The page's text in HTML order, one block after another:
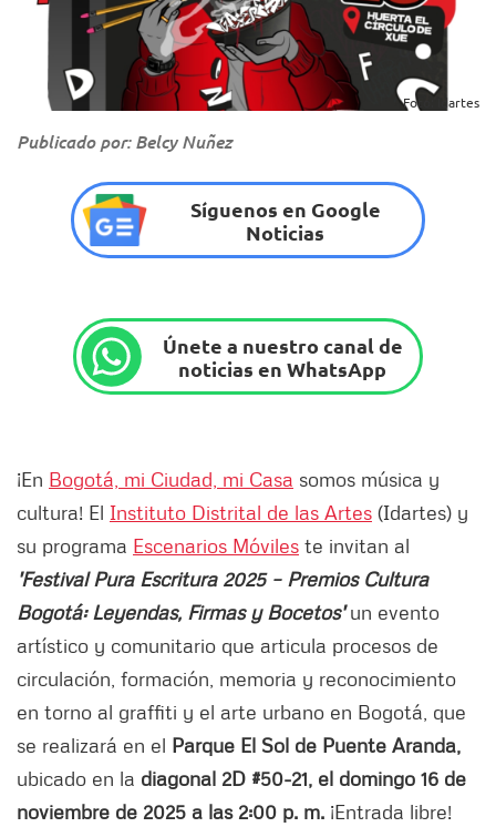
Foto: Idartes
Publicado por: Belcy Nuñez
Síguenos en Google
Noticias
Únete a nuestro canal de
noticias en WhatsApp
¡En Bogotá, mi Ciudad, mi Casa somos música y
cultura! El Instituto Distrital de las Artes (Idartes) y
su programa Escenarios Móviles te invitan al
'Festival Pura Escritura 2025 – Premios Cultura
Bogotá: Leyendas, Firmas y Bocetos'un evento
artístico y comunitario que articula procesos de
circulación, formación, memoria y reconocimiento
en torno al graffiti y el arte urbano en Bogotá, que
se realizará en el Parque El Sol de Puente Aranda,
ubicado en la diagonal 2D #50-21, el domingo 16 de
noviembre de 2025 a las 2:00 p. m. ¡Entrada libre!